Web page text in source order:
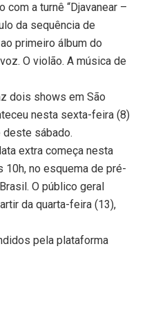
com a turnê “Djavanear –
da sequência de
primeiro álbum do
O violão. A música de
dois shows em São
nesta sexta-feira (8)
deste sábado.
extra começa nesta
10h, no esquema de pré-
O público geral
da quarta-feira (13),
pela plataforma